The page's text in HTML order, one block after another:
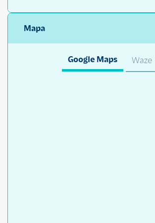
Mapa
Google Maps Waze